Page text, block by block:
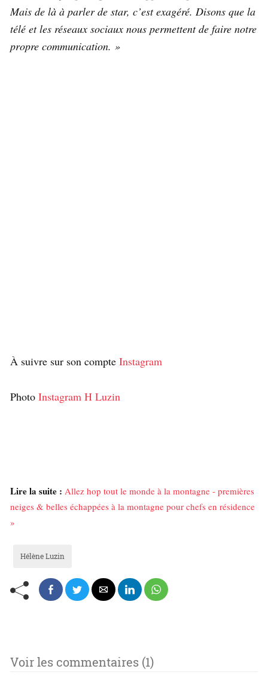
Mais de là à parler de star, c’est exagéré. Disons que la
télé et les réseaux sociaux nous permettent de faire notre
propre communication. »
À suivre sur son compte Instagram
Photo Instagram H Luzin
Lire la suite : Allez hop tout le monde à la montagne - premières
neiges & belles échappées à la montagne pour chefs en résidence
»
Hélène Luzin
Voir les commentaires (1)